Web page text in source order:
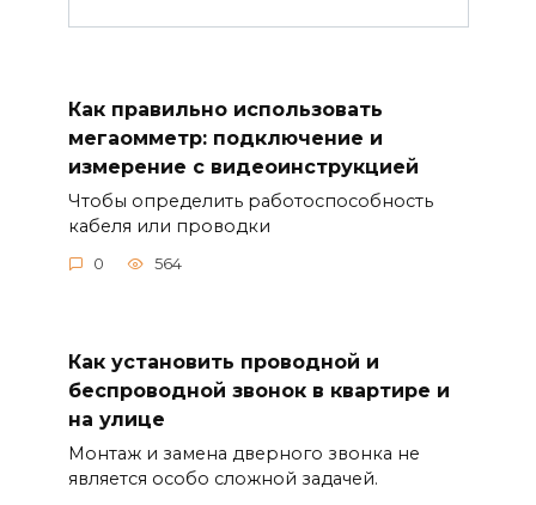
Как правильно использовать
мегаомметр: подключение и
измерение с видеоинструкцией
Чтобы определить работоспособность
кабеля или проводки
0 564
Как установить проводной и
беспроводной звонок в квартире и
на улице
Монтаж и замена дверного звонка не
является особо сложной задачей.